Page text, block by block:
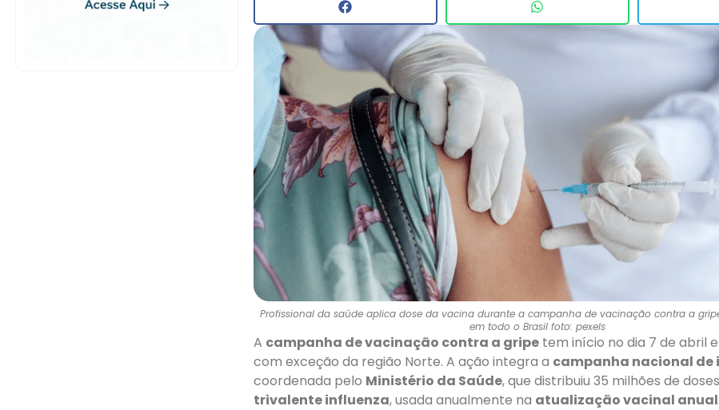
Profissional da saúde aplica dose da vacina durante a campanha de vacinação contra a
em todo o Brasil foto: pexels
A campanha de vacinação contra a gripe tem início no dia 7 de abril
com exceção da região Norte. A ação integra a campanha nacional de
coordenada pelo Ministério da Saúde, que distribuiu 35 milhões de
trivalente influenza, usada anualmente na atualização vacinal anual